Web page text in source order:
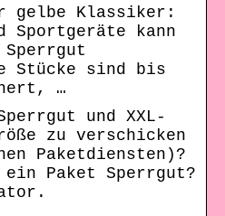
gelbe Klassiker:
Sportgeräte kann
Sperrgut
Stücke sind bis
…
und XXL-
zu verschicken
Paketdiensten)?
Paket Sperrgut?